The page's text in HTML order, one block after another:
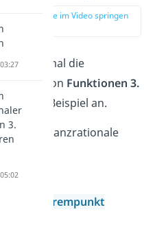
zur Stelle im Video springen
dir dazu mal die
von Funktionen 3.
einem Beispiel an.
ist eine ganzrationale
Extrempunkt
3.